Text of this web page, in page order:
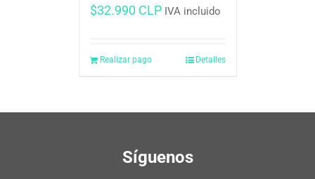
$32.990 CLP IVA incluido
Realizar pago Detalles
Síguenos